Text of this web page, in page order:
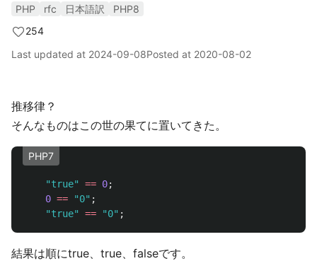
PHP rfc 日本語訳
PHP8
254
Last updated at 2024-09-08Posted at 2020-08-02
推移律？
そんなものはこの世の果てに置いてきた。
PHP7
"true" == 0;
0 == "0" ;
"true"
== "0" ;
結果は順にtrue、true、falseです。